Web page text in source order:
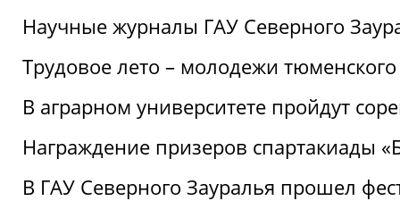
Научные журналы ГАУ Северного
Трудовое лето – молодежи
В аграрном университете пройдут
Награждение призеров спартакиады
В ГАУ Северного Зауралья прошел